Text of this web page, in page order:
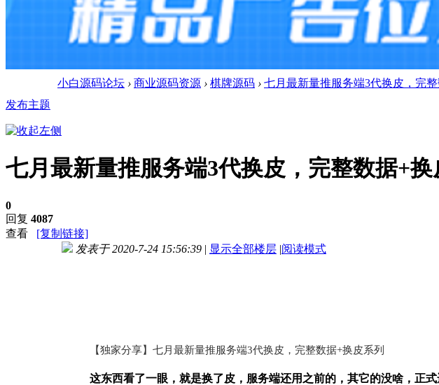
小白源码论坛 › 商业源码资源 › 棋牌源码 › 七月最新量推服务端3代换皮，完
发布主题
七月最新量推服务端3代换皮，完整数据+换
0
回复 4087
查看
[复制链接]
发表于 2020-7-24 15:56:39 | 显示全部楼层 |阅读模式
【独家分享】七月最新量推服务端3代换皮，完整数据+换皮系列
这东西看了一眼，就是换了皮，服务端还用之前的，其它的没啥， 正